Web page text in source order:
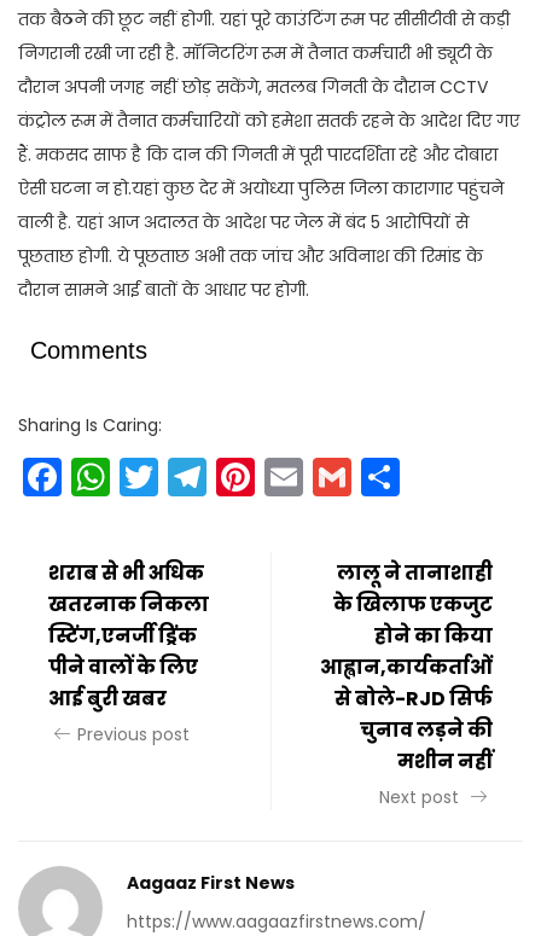
तक बैठने की छूट नहीं होगी. यहां पूरे काउंटिंग रूम पर सीसीटीवी से कड़ी
निगरानी रखी जा रही है. मॉनिटरिंग रूम में तैनात कर्मचारी भी ड्यूटी के
दौरान अपनी जगह नहीं छोड़ सकेंगे, मतलब गिनती के दौरान CCTV
कंट्रोल रूम में तैनात कर्मचारियों को हमेशा सतर्क रहने के आदेश दिए गए
हैं. मकसद साफ है कि दान की गिनती में पूरी पारदर्शिता रहे और दोबारा
ऐसी घटना न हो.यहां कुछ देर में अयोध्या पुलिस जिला कारागार पहुंचने
वाली है. यहां आज अदालत के आदेश पर जेल में बंद 5 आरोपियों से
पूछताछ होगी. ये पूछताछ अभी तक जांच और अविनाश की रिमांड के
दौरान सामने आई बातों के आधार पर होगी.
Comments
Sharing Is Caring:
Facebook
WhatsApp
Twitter
Telegram
Pinterest
EmailGmail
शराब से भी अधिक
खतरनाक निकला
स्टिंग,एनर्जी ड्रिंक
पीने वालों के लिए
आई बुरी खबर
Previous post
लालू ने तानाशाही
के खिलाफ एकजुट
होने का किया
आह्वान,कार्यकर्ताओं
से बोले-RJD सिर्फ
चुनाव लड़ने की
मशीन नहीं
Next post
Aagaaz First News
https://www.aagaazfirstnews.com/